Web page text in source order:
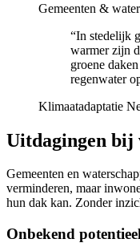
Gemeenten &
“In stedelijk
warmer zijn
groene
regenwater
Klimaatadaptatie
Uitdagingen bij
Gemeenten en
verminderen, maar
hun dak kan. Zonder
Onbekend potentieel